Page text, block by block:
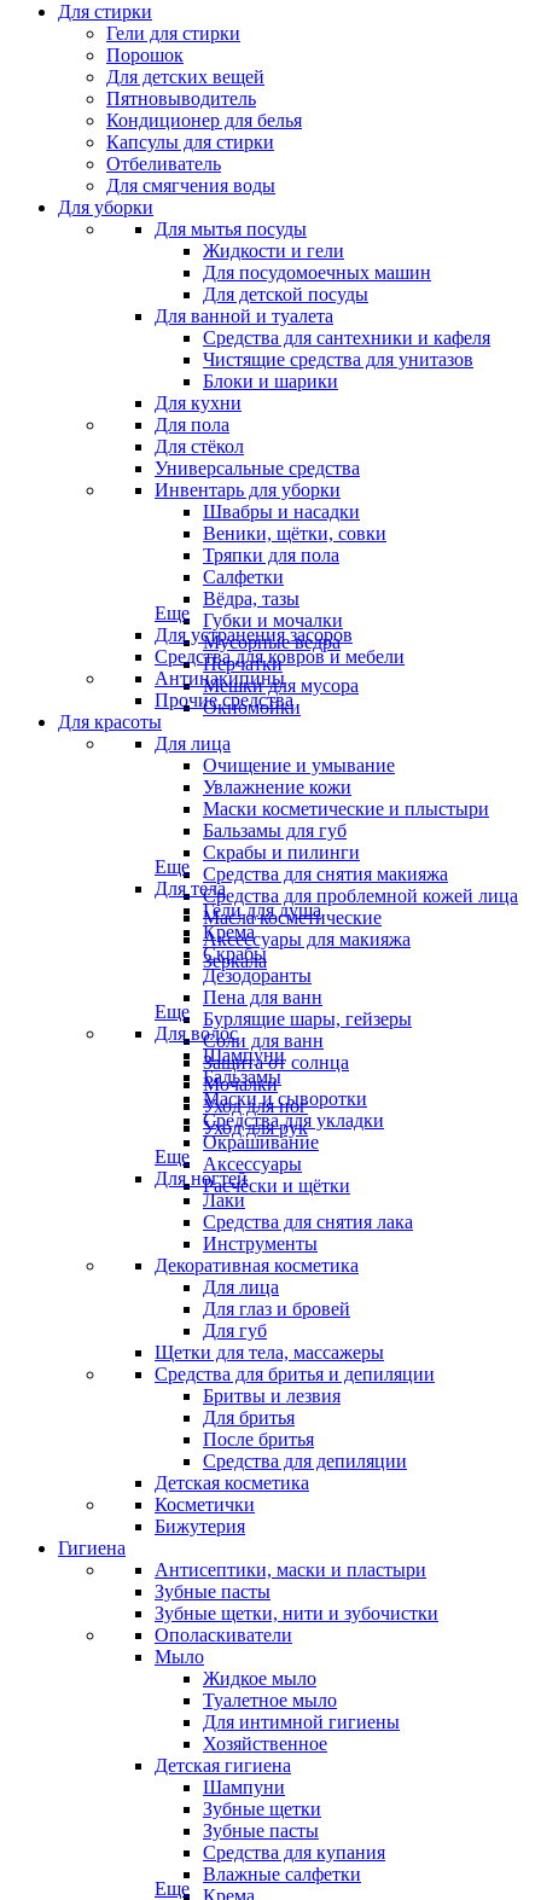
Для стирки
Гели для стирки
Порошок
Для детских вещей
Пятновыводитель
Кондиционер для белья
Капсулы для стирки
Отбеливатель
Для смягчения воды
Для уборки
Для мытья посуды
Жидкости и гели
Для посудомоечных машин
Для детской посуды
Для ванной и туалета
Средства для сантехники и кафеля
Чистящие средства для унитазов
Блоки и шарики
Для кухни
Для пола
Для стёкол
Универсальные средства
Инвентарь для уборки
Швабры и насадки
Веники, щётки, совки
Тряпки для пола
Салфетки
Вёдра, тазы
Губки и мочалки
Мусорные ведра
Перчатки
Мешки для мусора
Окномойки
Еще
Для устранения засоров
Средства для ковров и мебели
Антинакипины
Прочие средства
Для красоты
Для лица
Очищение и умывание
Увлажнение кожи
Маски косметические и плыстыри
Бальзамы для губ
Скрабы и пилинги
Средства для снятия макияжа
Средства для проблемной кожей лица
Масла косметические
Аксессуары для макияжа
Зеркала
Еще
Для тела
Гели для душа
Крема
Скрабы
Дезодоранты
Пена для ванн
Бурлящие шары, гейзеры
Соли для ванн
Защита от солнца
Мочалки
Уход для ног
Уход для рук
Еще
Для волос
Шампуни
Бальзамы
Маски и сыворотки
Средства для укладки
Окрашивание
Аксессуары
Расчёски и щётки
Еще
Для ногтей
Лаки
Средства для снятия лака
Инструменты
Декоративная косметика
Для лица
Для глаз и бровей
Для губ
Щетки для тела, массажеры
Средства для бритья и депиляции
Бритвы и лезвия
Для бритья
После бритья
Средства для депиляции
Детская косметика
Косметички
Бижутерия
Гигиена
Антисептики, маски и пластыри
Зубные пасты
Зубные щетки, нити и зубочистки
Ополаскиватели
Мыло
Жидкое мыло
Туалетное мыло
Для интимной гигиены
Хозяйственное
Детская гигиена
Шампуни
Зубные щетки
Зубные пасты
Средства для купания
Влажные салфетки
Крема
Еще